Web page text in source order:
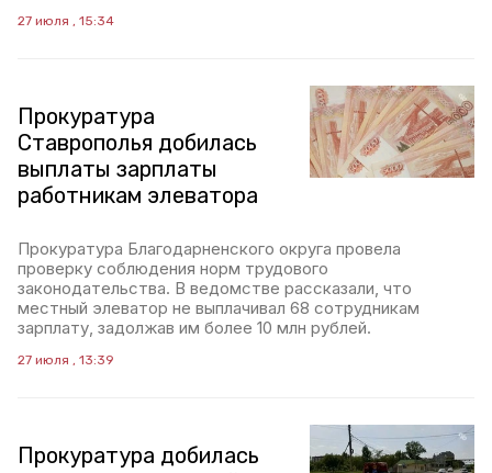
27 июля , 15:34
Прокуратура
Ставрополья добилась
выплаты зарплаты
работникам элеватора
Прокуратура Благодарненского округа провела
проверку соблюдения норм трудового
законодательства. В ведомстве рассказали, что
местный элеватор не выплачивал 68 сотрудникам
зарплату, задолжав им более 10 млн рублей.
27 июля , 13:39
Прокуратура добилась